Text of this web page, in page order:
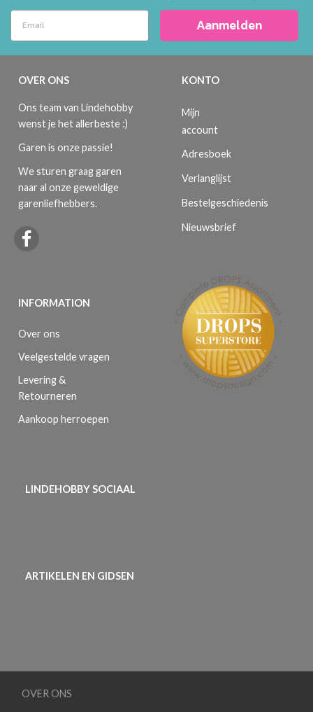
Aanmelden
OVER ONS
Ons team van Lindehobby
wenst je het allerbeste :)
Garen is onze passie!
We sturen graag garen
naar al onze geweldige
garenliefhebbers.
INFORMATION
Over ons
Veelgestelde vragen
Levering &
Retourneren
Aankoop herroepen
KONTO
Mijn
account
Adresboek
Verlanglijst
Bestelgeschiedenis
Nieuwsbrief
LINDEHOBBY SOCIAAL
ARTIKELEN EN GIDSEN
OVER ONS